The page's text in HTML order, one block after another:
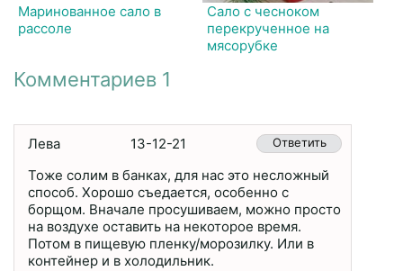
Маринованное сало в
рассоле
Сало с чесноком
перекрученное на
мясорубке
Комментариев 1
Лева 13-12-21 Ответить
Тоже солим в банках, для нас это несложный
способ. Хорошо съедается, особенно с
борщом. Вначале просушиваем, можно просто
на воздухе оставить на некоторое время.
Потом в пищевую пленку/морозилку. Или в
контейнер и в холодильник.